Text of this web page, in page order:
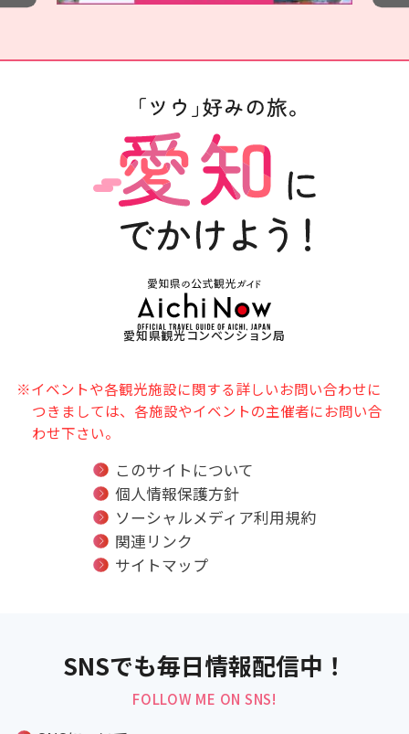
愛知県観光コンベンション局
※イベントや各観光施設に関する詳しいお問い合わせに
つきましては、各施設やイベントの主催者にお問い合
わせ下さい。
このサイトについて
個人情報保護方針
ソーシャルメディア利用規約
関連リンク
サイトマップ
SNSでも毎日情報配信中！
FOLLOW ME ON SNS!